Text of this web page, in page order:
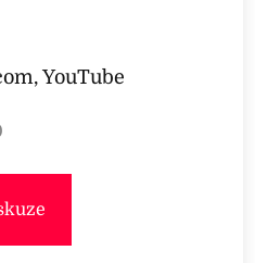
YouTube